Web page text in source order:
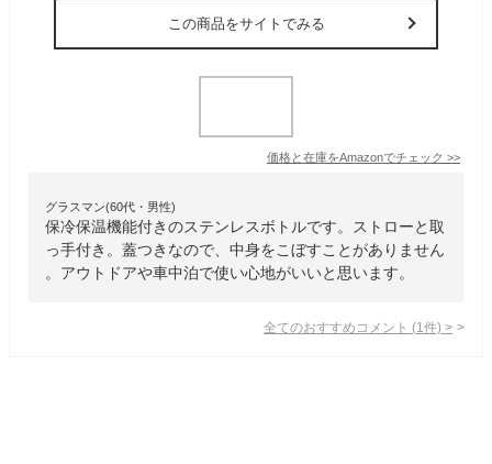
この商品をサイトでみる
価格と在庫をAmazonでチェック >>
グラスマン(60代・男性)
保冷保温機能付きのステンレスボトルです。ストローと取
っ手付き。蓋つきなので、中身をこぼすことがありません
。アウトドアや車中泊で使い心地がいいと思います。
全てのおすすめコメント (1 件) >